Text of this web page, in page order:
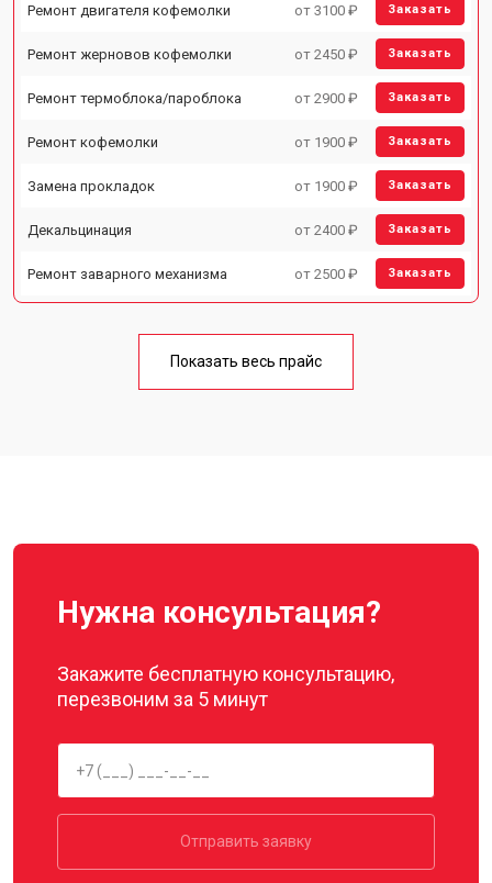
Ремонт двигателя кофемолки от 3100 ₽ Заказать
Ремонт жерновов кофемолки от 2450 ₽ Заказать
Ремонт термоблока/пароблока от 2900 ₽ Заказать
Ремонт кофемолки от 1900 ₽ Заказать
Замена прокладок от 1900 ₽ Заказать
Декальцинация от 2400 ₽ Заказать
Ремонт заварного механизма от 2500 ₽ Заказать
Показать весь прайс
Нужна консультация?
Закажите бесплатную консультацию,
перезвоним за 5 минут
Отправить заявку